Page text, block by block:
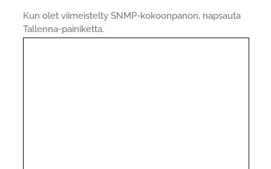
Kun olet viimeistelty SNMP-kokoonpanon, napsauta
Tallenna-painiketta.